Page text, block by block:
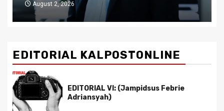
July 29, 2026
EDITORIAL KALPOSTONLINE
EDITORIAL VI: (Jampidsus Febrie
Adriansyah)